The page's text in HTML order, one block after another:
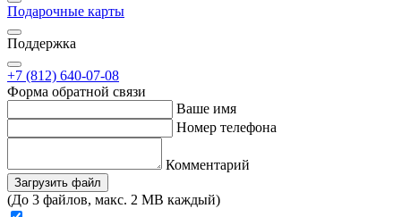
Подарочные карты
Поддержка
+7 (812) 640-07-08
Форма обратной связи
Ваше имя
Номер телефона
Комментарий
Загрузить файл
(До 3 файлов, макс. 2 MB каждый)